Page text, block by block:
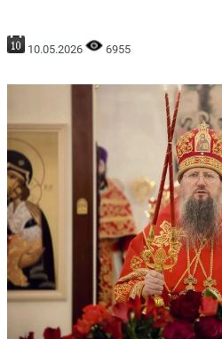
10.05.2026 6955